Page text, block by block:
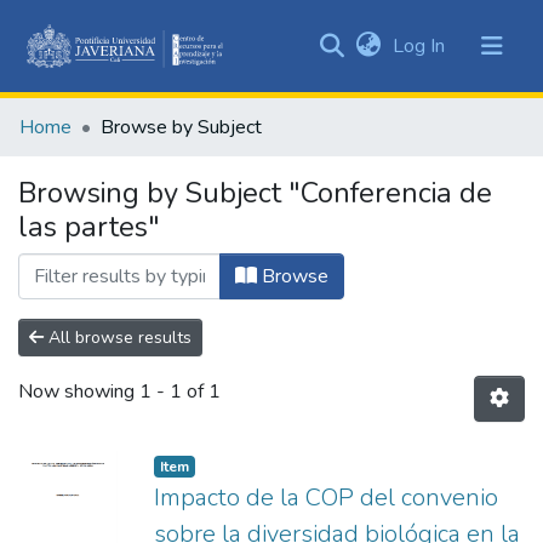
&
All of DSpace
Log In (current)
Home Browse by Subject
Browsing by Subject "Conferencia de
las partes"
Browse
All browse results
Now showing 1 - 1 of 1
Item
Impacto de la COP del convenio
sobre la diversidad biológica en la